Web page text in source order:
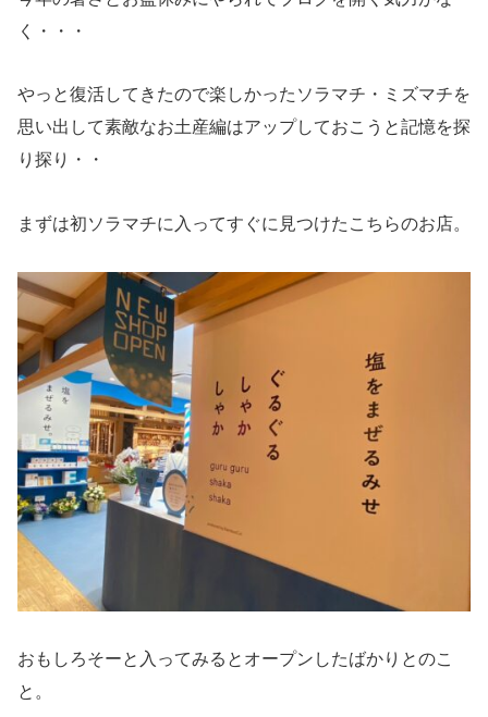
く・・・
やっと復活してきたので楽しかったソラマチ・ミズマチを
思い出して素敵なお土産編はアップしておこうと記憶を探
り探り・・
まずは初ソラマチに入ってすぐに見つけたこちらのお店。
おもしろそーと入ってみるとオープンしたばかりとのこ
と。